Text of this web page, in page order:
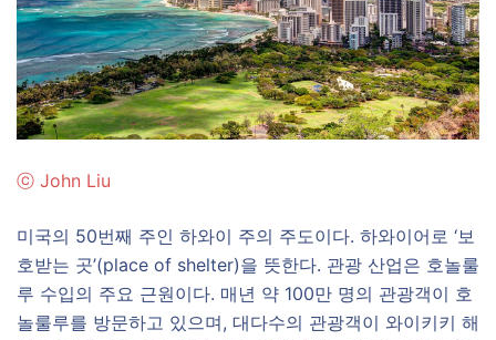
ⓒ John Liu
미국의 50번째 주인 하와이 주의 주도이다. 하와이어로 ‘보
호받는 곳’(place of shelter)을 뜻한다. 관광 산업은 호놀룰
루 수입의 주요 근원이다. 매년 약 100만 명의 관광객이 호
놀룰루를 방문하고 있으며, 대다수의 관광객이 와이키키 해